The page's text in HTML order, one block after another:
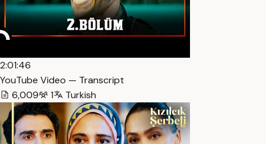
2:01:46
YouTube Video — Transcript
6,009
1 Turkish